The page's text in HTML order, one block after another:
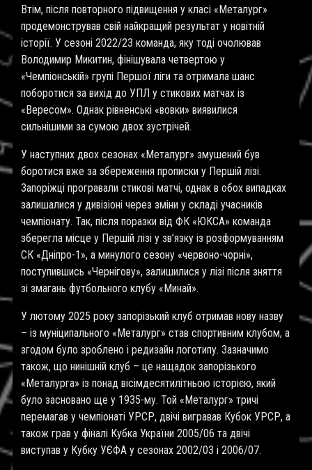
Втім, після повторного підвищення у класі «Металург»
продемонстрував свій найкращий результат у новітній
історії. У сезоні 2022/23 команда, яку тоді очолював
Володимир Микитин, фінішувала четвертою у
«Чемпіонській» групі Першої ліги та отримала шанс
поборотися за вихід до УПЛ у стикових матчах із
«Вересом». Однак рівненські «вовки» виявилися
сильнішими за сумою двох зустрічей.
У наступних двох сезонах «Металург» змушений був
боротися вже за збереження прописки у Першій лізі.
Запоріжці програвали стикові матчі, однак в обох випадках
залишалися у дивізіоні через зміни у складі учасників
чемпіонату. Так, після поразки від ФК «ЮКСА» команда
зберегла місце у Першій лізі у зв’язку із розформуванням
СК «Дніпро-1», а минулого сезону «червоно-чорні»,
поступившись «Чернігову», залишилися у лізі після зняття
зі змагань футбольного клубу «Минай».
У лютому 2025 року запорізький клуб отримав нову назву
– із муніципального «Металург» став спортивним клубом, а
згодом було зроблено і редизайн логотипу. Зазначимо
також, що нинішній клуб – це нащадок запорізького
«Металурга» із понад вісімдесятилітньою історією, який
було засновано ще у 1935-му. Той «Металург» тричі
перемагав у чемпіонаті УРСР, двічі вигравав Кубок УРСР, а
також грав у фіналі Кубка України 2005/06 та двічі
виступав у Кубку УЄФА у сезонах 2002/03 і 2006/07.